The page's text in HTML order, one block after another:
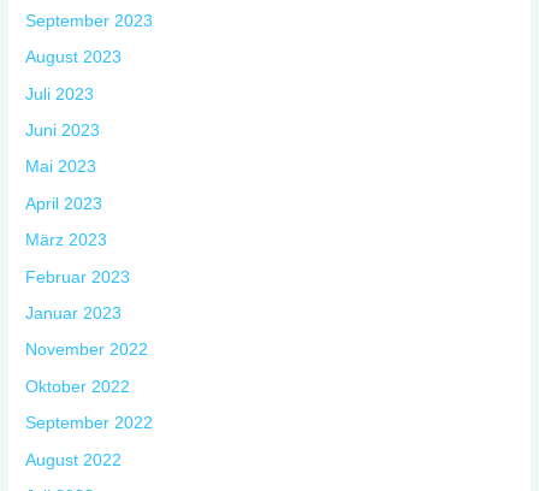
September 2023
August 2023
Juli 2023
Juni 2023
Mai 2023
April 2023
März 2023
Februar 2023
Januar 2023
November 2022
Oktober 2022
September 2022
August 2022